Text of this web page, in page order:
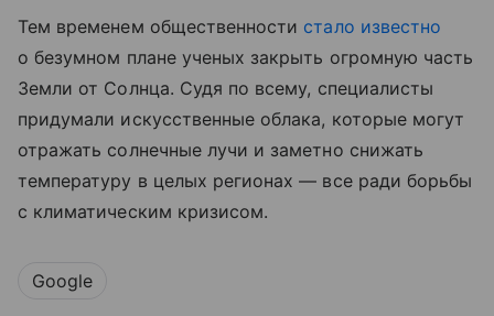
Тем временем общественности стало известно
о безумном плане ученых закрыть огромную часть
Земли от Солнца. Судя по всему, специалисты
придумали искусственные облака, которые могут
отражать солнечные лучи и заметно снижать
температуру в целых регионах — все ради борьбы
с климатическим кризисом.
Google